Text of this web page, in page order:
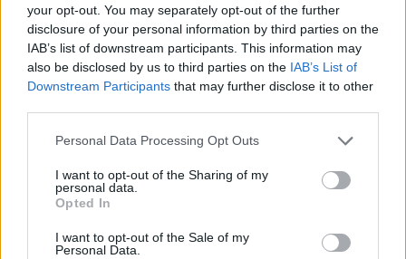
your opt-out. You may separately opt-out of the further
disclosure of your personal information by third parties on the
IAB’s list of downstream participants. This information may
also be disclosed by us to third parties on the IAB’s List of
Downstream Participants that may further disclose it to other
Personal Data Processing Opt Outs
I want to opt-out of the Sharing of my
personal data.
Opted In
I want to opt-out of the Sale of my
Personal Data.
Kam čez vikend v Velenju: K obisku
vabi Poletni bolšji sejem
7. avgust 2026
Dež bo prekinil vročinski val, a le za
kratek čas